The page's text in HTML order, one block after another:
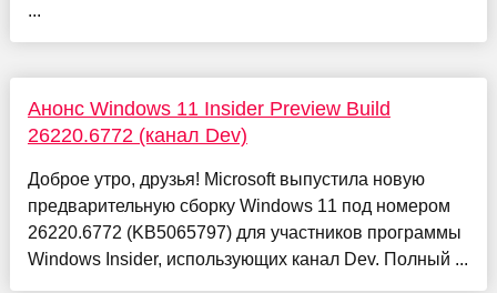
...
Анонс Windows 11 Insider Preview Build
26220.6772 (канал Dev)
Доброе утро, друзья! Microsoft выпустила новую
предварительную сборку Windows 11 под номером
26220.6772 (KB5065797) для участников программы
Windows Insider, использующих канал Dev. Полный ...